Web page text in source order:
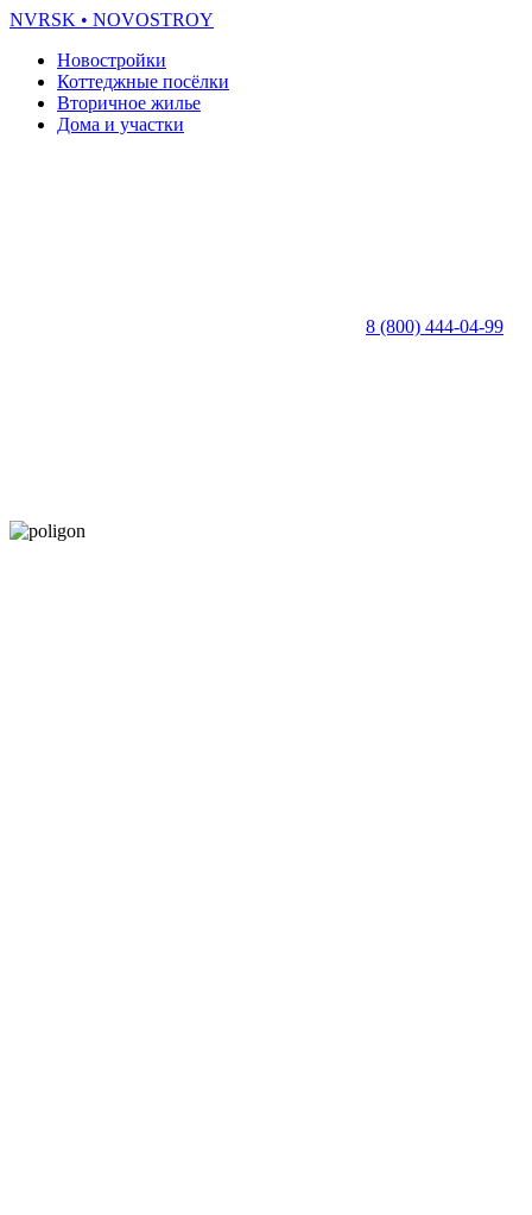
NVRSK • NOVOSTROY
Новостройки
Коттеджные посёлки
Вторичное жилье
Дома и участки
8 (800) 444-04-99